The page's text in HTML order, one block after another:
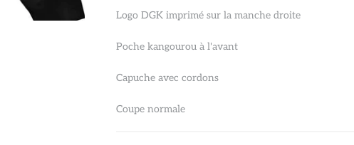
Logo DGK imprimé sur la manche droite
Poche kangourou à l'avant
Capuche avec cordons
Coupe normale